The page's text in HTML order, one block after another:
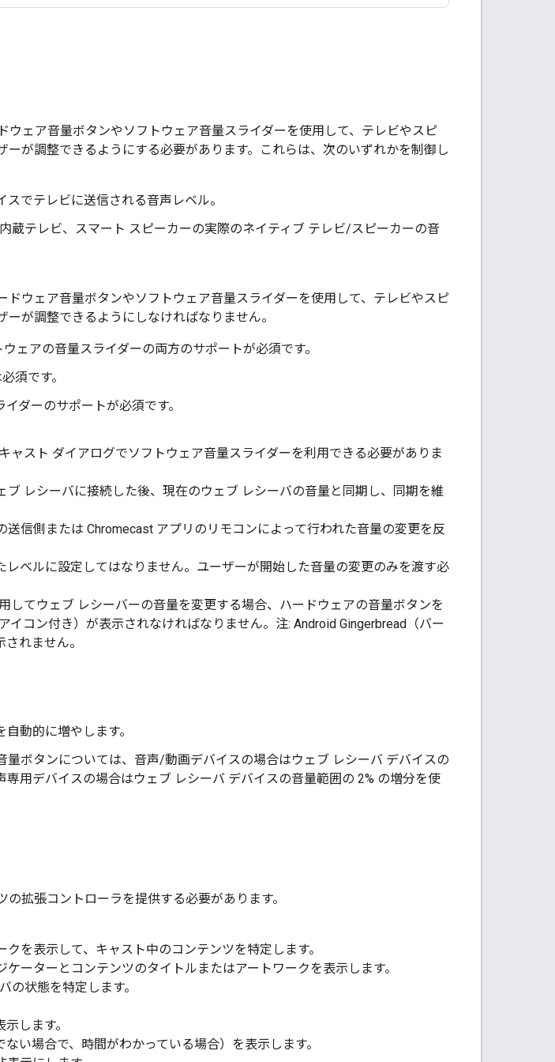
ウェア音量ボタンやソフトウェア音量スライダーを使用して、テレビやスピ
ーが調整できるようにする必要があります。これらは、次のいずれかを制御し
スでテレビに送信される音声レベル。
内蔵テレビ、スマート スピーカーの実際のネイティブ テレビ/スピーカーの音
ドウェア音量ボタンやソフトウェア音量スライダーを使用して、テレビやスピ
ーが調整できるようにしなければなりません。
ェアの音量スライダーの両方のサポートが必須です。
須です。
ダーのサポートが必須です。
ャスト ダイアログでソフトウェア音量スライダーを利用できる必要がありま
ブ レシーバに接続した後、現在のウェブ レシーバの音量と同期し、同期を維
送信側または Chromecast アプリのリモコンによって行われた音量の変更を反
レベルに設定してはなりません。ユーザーが開始した音量の変更のみを渡す必
してウェブ レシーバーの音量を変更する場合、ハードウェアの音量ボタンを
イコン付き）が表示されなければなりません。注: Android Gingerbread（バー
れません。
動的に増やします。
量ボタンについては、音声/動画デバイスの場合はウェブ レシーバ デバイスの
専用デバイスの場合はウェブ レシーバ デバイスの音量範囲の 2% の増分を使
の拡張コントローラを提供する必要があります。
を表示して、キャスト中のコンテンツを特定します。
ーターとコンテンツのタイトルまたはアートワークを表示します。
の状態を特定します。
します。
場合で、時間がわかっている場合）を表示します。